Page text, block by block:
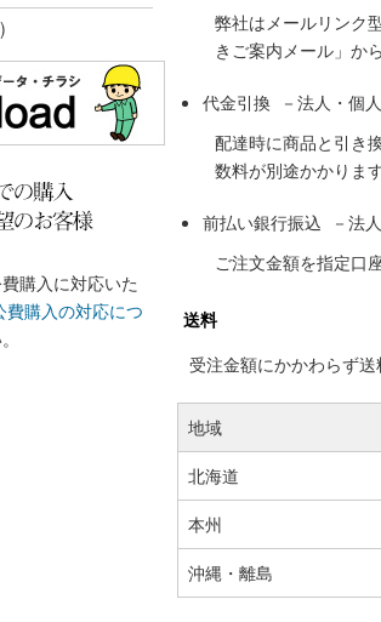
購入に対応いた
費購入の対応につ
弊社はメールリンク
きご案内メール」か
代金引換 －法人・個
配達時に商品と引き
数料が別途かかりま
前払い銀行振込 －法
ご注文金額を指定口
送料
受注金額にかかわらず
地域
北海道
本州
沖縄・離島